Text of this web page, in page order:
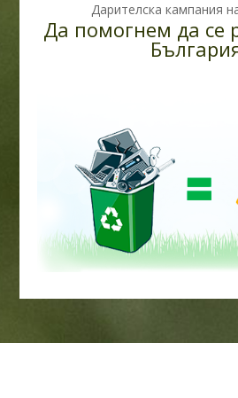
Дарителска кампания
Да помогнем да се